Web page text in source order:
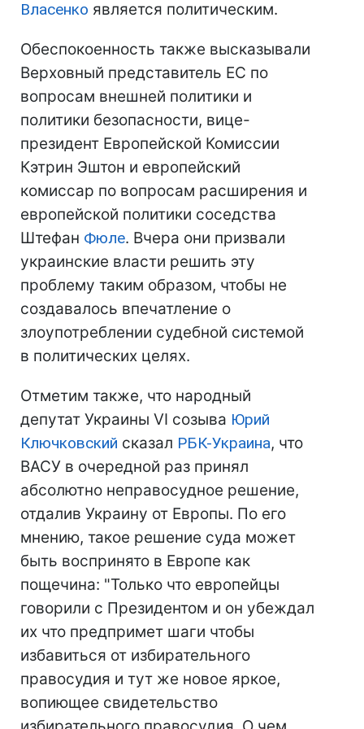
Власенко является политическим.
Обеспокоенность также высказывали
Верховный представитель ЕС по
вопросам внешней политики и
политики безопасности, вице-
президент Европейской Комиссии
Кэтрин Эштон и европейский
комиссар по вопросам расширения и
европейской политики соседства
Штефан Фюле. Вчера они призвали
украинские власти решить эту
проблему таким образом, чтобы не
создавалось впечатление о
злоупотреблении судебной системой
в политических целях.
Отметим также, что народный
депутат Украины VI созыва Юрий
Ключковский сказал РБК-Украина, что
ВАСУ в очередной раз принял
абсолютно неправосудное решение,
отдалив Украину от Европы. По его
мнению, такое решение суда может
быть воспринято в Европе как
пощечина: "Только что европейцы
говорили с Президентом и он убеждал
их что предпримет шаги чтобы
избавиться от избирательного
правосудия и тут же новое яркое,
вопиющее свидетельство